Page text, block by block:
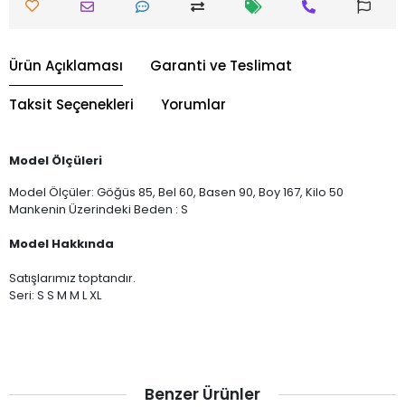
Ürün Açıklaması Garanti ve Teslimat
Taksit Seçenekleri Yorumlar
Model Ölçüleri
Model Ölçüler: Göğüs 85, Bel 60, Basen 90, Boy 167, Kilo 50
Mankenin Üzerindeki Beden : S
Model Hakkında
Satışlarımız toptandır.
Seri: S S M M L XL
Benzer Ürünler